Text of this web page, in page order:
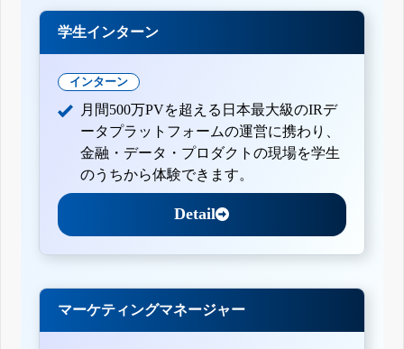
学生インターン
インターン
月間500万PVを超える日本最大級のIRデ
ータプラットフォームの運営に携わり、
金融・データ・プロダクトの現場を学生
のうちから体験できます。
Detail
マーケティングマネージャー